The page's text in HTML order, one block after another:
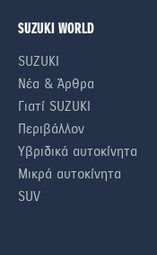
SUZUKI WORLD
SUZUKI
Νέα & Άρθρα
Γιατί SUZUKI
Περιβάλλον
Υβριδικά αυτοκίνητα
Μικρά αυτοκίνητα
SUV